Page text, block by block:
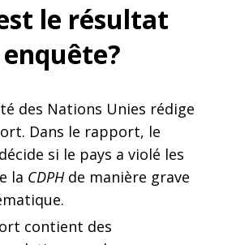
le résultat
enquête?
des Nations Unies rédige
Dans le rapport, le
si le pays a violé les
la CDPHde manière grave
contient des